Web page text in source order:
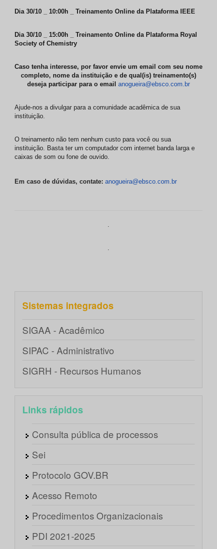
Dia 30/10 _ 10:00h _ Treinamento Online da Plataforma IEEE
Dia 30/10 _ 15:00h _ Treinamento Online da Plataforma Royal
Society of Chemistry
Caso tenha interesse, por favor envie um email com seu nome
completo, nome da instituição e de qual(is) treinamento(s)
deseja participar para o email anogueira@ebsco.com.br
Ajude-nos a divulgar para a comunidade acadêmica de sua
instituição.
O treinamento não tem nenhum custo para você ou sua
instituição. Basta ter um computador com internet banda larga e
caixas de som ou fone de ouvido.
Em caso de dúvidas, contate: anogueira@ebsco.com.br
.
.
Sistemas integrados
SIGAA - Acadêmico
SIPAC - Administrativo
SIGRH - Recursos Humanos
Links rápidos
Consulta pública de processos
Sei
Protocolo GOV.BR
Acesso Remoto
Procedimentos Organizacionais
PDI 2021-2025